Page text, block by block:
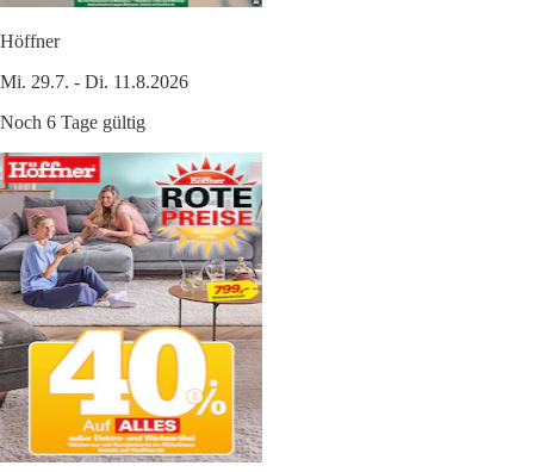
Höffner
Mi. 29.7. - Di. 11.8.2026
Noch 6 Tage gültig